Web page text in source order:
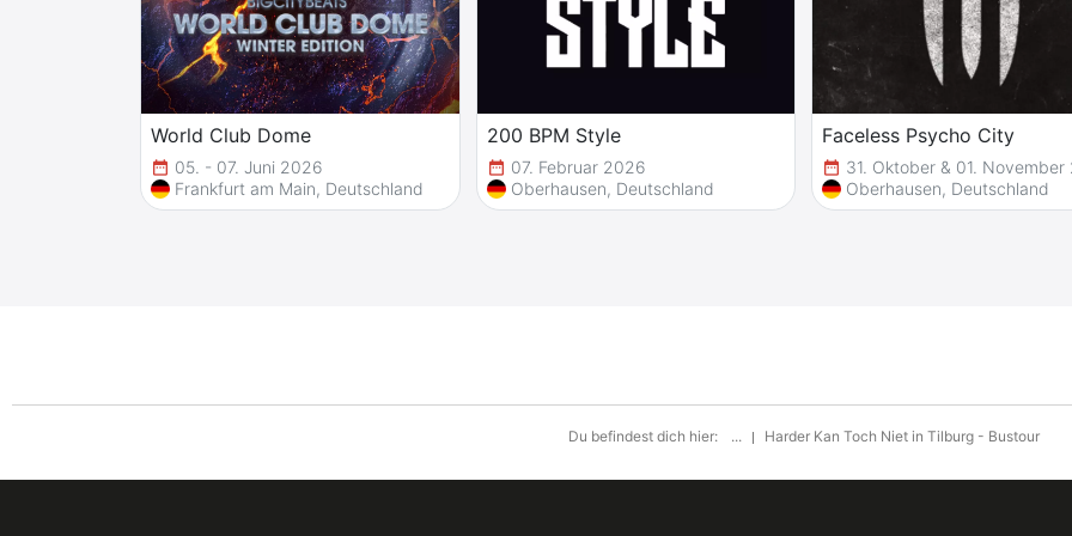
World Club Dome
date_range 05. - 07. Juni 2026
Frankfurt am Main, Deutschland
200 BPM Style
date_range 07. Februar 2026
Oberhausen, Deutschland
Faceless Psycho City
date_range 31. Oktober & 01.
Oberhausen, Deutschland
Du befindest dich hier: ... Harder Kan Toch Niet in Tilburg - Bustour